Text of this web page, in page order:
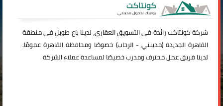
شركةكونتاكترائدة فى التسويق العقاري، لدينا باع طويل فى منطقة
القاهرة الجديدة (مدينتي -الرحاب) خصوصًا ومحافظة القاهرة عمومًا.
لدينا فريق عمل محترف ومدرب خصيصًا لمساعدة عملاء الشركة